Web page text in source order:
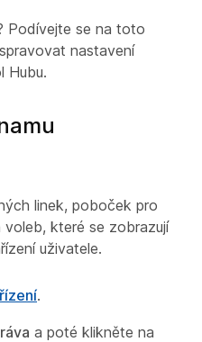
Podívejte se na toto
nastavení
Hubu.
linek, poboček pro
které se zobrazují
uživatele.
.
a poté klikněte na